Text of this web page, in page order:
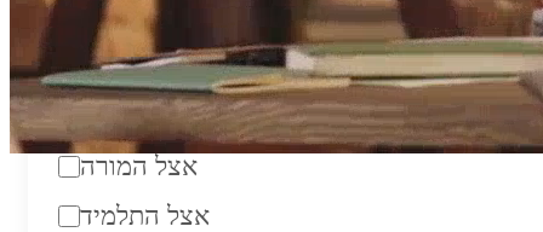
מקום מפגש:
אצל המורה
אצל התלמיד